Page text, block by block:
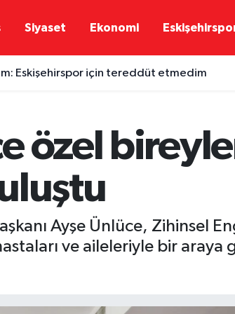
Siyaset Ekonomi
Eskişehirspor için tereddüt etmedim
özel
Ayşe Ünlüce, Zihinsel
ve aileleriyle bir araya